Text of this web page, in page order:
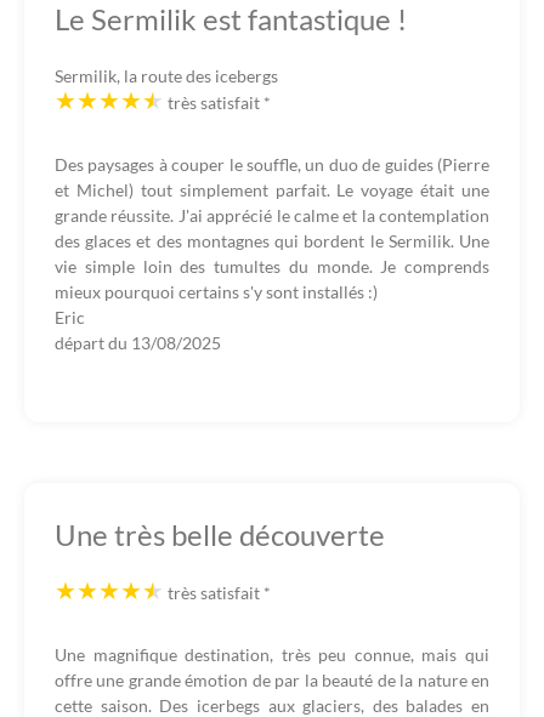
Le Sermilik est fantastique !
Sermilik, la route des icebergs
très satisfait *
Des paysages à couper le souffle, un duo de guides (Pierre
et Michel) tout simplement parfait. Le voyage était une
grande réussite. J'ai apprécié le calme et la contemplation
des glaces et des montagnes qui bordent le Sermilik. Une
vie simple loin des tumultes du monde. Je comprends
mieux pourquoi certains s'y sont installés :)
Eric
départ du 13/08/2025
Une très belle découverte
très satisfait *
Une magnifique destination, très peu connue, mais qui
offre une grande émotion de par la beauté de la nature en
cette saison. Des icerbegs aux glaciers, des balades en